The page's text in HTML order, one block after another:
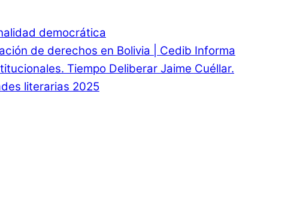
democrática
de derechos en Bolivia | Cedib Informa
Tiempo Deliberar Jaime Cuéllar.
literarias 2025